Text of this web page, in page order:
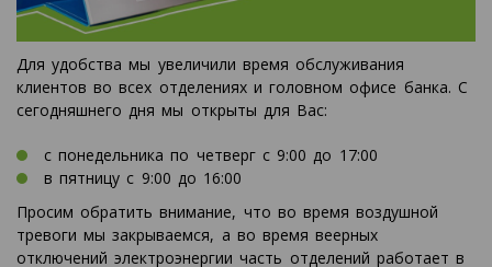
Для удобства мы увеличили время обслуживания
клиентов во всех отделениях и головном офисе банка. С
сегодняшнего дня мы открыты для Вас:
с понедельника по четверг с 9:00 до 17:00
в пятницу с 9:00 до 16:00
Просим обратить внимание, что во время воздушной
тревоги мы закрываемся, а во время веерных
отключений электроэнергии часть отделений работает в